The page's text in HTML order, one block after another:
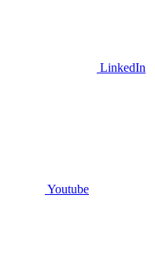
LinkedIn
Youtube